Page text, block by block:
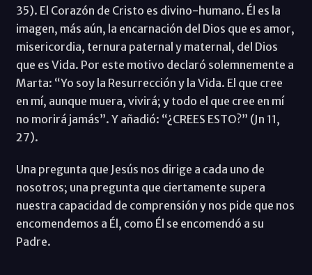
35). El Corazón de Cristo es divino-humano. Él es la
imagen, más aún, la encarnación del Dios que es amor,
misericordia, ternura paternal y maternal, del Dios
que es Vida. Por este motivo declaró solemnemente a
Marta: “Yo soy la Resurrección y la Vida. El que cree
en mí, aunque muera, vivirá; y todo el que cree en mí
no morirá jamás”. Y añadió: “¿CREES ESTO?” (Jn 11,
27).
Una pregunta que Jesús nos dirige a cada uno de
nosotros; una pregunta que ciertamente supera
nuestra capacidad de comprensión y nos pide que nos
encomendemos a Él, como Él se encomendó a su
Padre.